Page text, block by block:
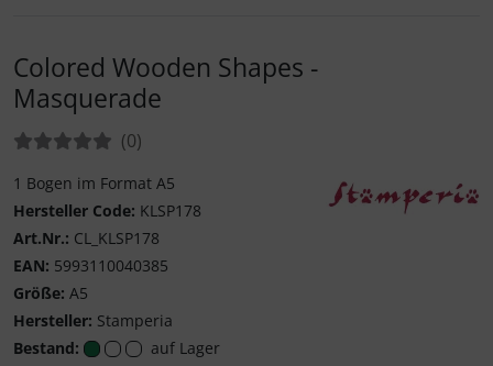
Springe zum Button für Einstellungen
Springe zu den allgemeinen Informationen
Colored Wooden Shapes -
Masquerade
Bewertungen:(0Bewertungen
)
1 Bogen im Format A5
Hersteller Code: KLSP178
Art.Nr.: CL_KLSP178
EAN: 5993110040385
Größe: A5
Hersteller: Stamperia
Bestand:
auf Lager